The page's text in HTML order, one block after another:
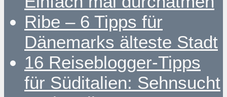
Ribe – 6 Tipps für
Dänemarks älteste Stadt
16 Reiseblogger-Tipps
für Süditalien: Sehnsucht